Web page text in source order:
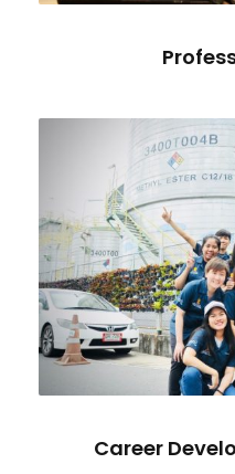
Career